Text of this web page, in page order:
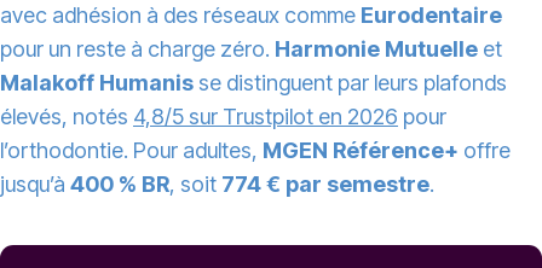
avec adhésion à des réseaux comme Eurodentaire
pour un reste à charge zéro. Harmonie Mutuelle et
Malakoff Humanis se distinguent par leurs plafonds
élevés, notés 4,8/5 sur Trustpilot en 2026 pour
l’orthodontie. Pour adultes, MGEN Référence+ offre
jusqu’à 400 % BR, soit 774 € par semestre.